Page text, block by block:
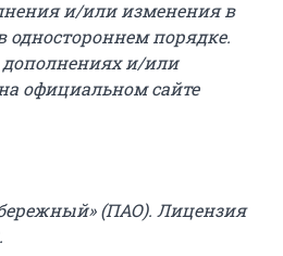
и/или изменения в
одностороннем порядке.
и/или
официальном сайте
(ПАО). Лицензия